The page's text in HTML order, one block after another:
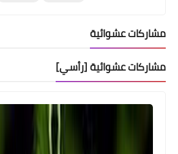
مشاركات عشوائية
مشاركات عشوائية [رأسي]